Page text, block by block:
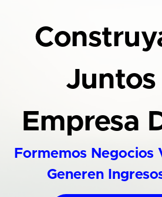
Juntos
Empresa
Formemos Negocios
Generen